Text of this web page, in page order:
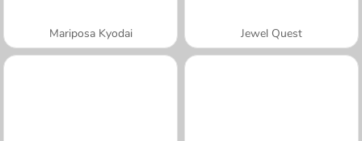
Mariposa Kyodai Jewel Quest